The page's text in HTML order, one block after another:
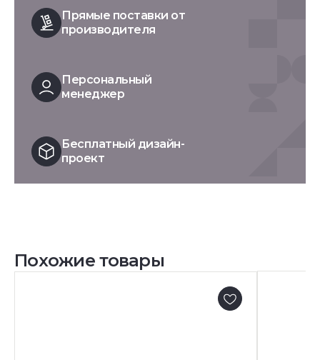
Прямые поставки от
производителя
Персональный
менеджер
Бесплатный дизайн-
проект
Похожие товары